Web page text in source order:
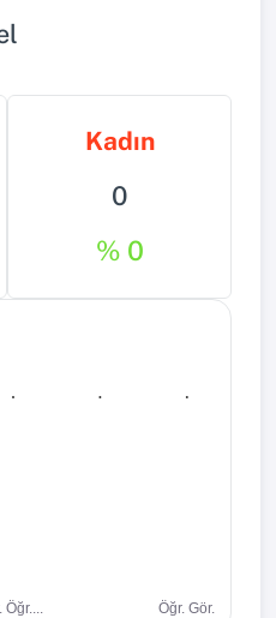
Kadın
0
% 0
Öğr.... Öğr. Gör.